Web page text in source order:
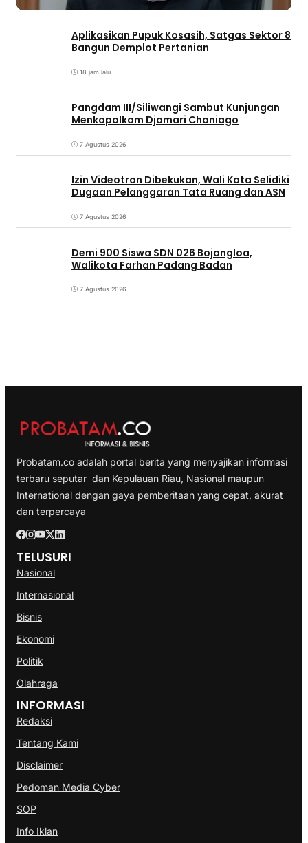
Aplikasikan Pupuk Kosasih, Satgas Sektor 8
Bangun Demplot Pertanian
18 jam lalu
Pangdam III/Siliwangi Sambut Kunjungan
Menkopolkam Djamari Chaniago
7 Agustus 2026
Izin Videotron Dibekukan, Wali Kota Selidiki
Dugaan Pelanggaran Tata Ruang dan ASN
7 Agustus 2026
Demi 900 Siswa SDN 026 Bojongloa,
Walikota Farhan Padang Badan
7 Agustus 2026
Probatam.co adalah portal berita yang menyajikan informasi
terbaru seputar dan Kepulauan Riau, Nasional maupun
International dengan gaya pemberitaan yang cepat, akurat
dan terpercaya
TELUSURI
Nasional
Internasional
Bisnis
Ekonomi
Politik
Olahraga
INFORMASI
Redaksi
Tentang Kami
Disclaimer
Pedoman Media Cyber
SOP
Info Iklan